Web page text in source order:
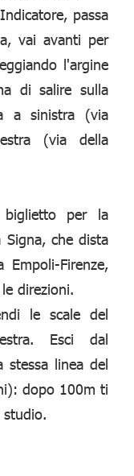
passa
vai avanti per
l'argine
di salire sulla
a sinistra (via
(via della
per la
che dista
Firenze,
direzioni.
le scale del
Esci dal
stessa linea del
dopo 100m ti